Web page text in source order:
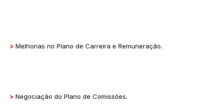
> Melhorias no Plano de Carreira e Remuneração.
> Negociação do Plano de Comissões.